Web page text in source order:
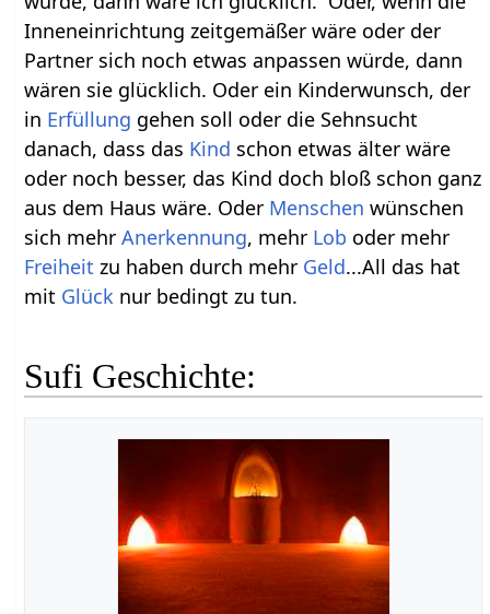
Inneneinrichtung zeitgemäßer wäre oder der
Partner sich noch etwas anpassen würde, dann
wären sie glücklich. Oder ein Kinderwunsch, der
in Erfüllung gehen soll oder die Sehnsucht
danach, dass das Kind schon etwas älter wäre
oder noch besser, das Kind doch bloß schon ganz
aus dem Haus wäre. Oder Menschen wünschen
sich mehrAnerkennung, mehr Lob oder mehr
Freiheit zu haben durch mehr Geld...All das hat
mit Glück nur bedingt zu tun.
Sufi Geschichte: